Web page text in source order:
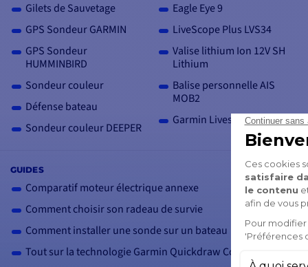
Gilets de Sauvetage
GPS Sondeur GARMIN
GPS Sondeur
HUMMINBIRD
Sondeur couleur
Défense bateau
Sondeur couleur DEEPER
Eagle Eye 9
LiveScope Plus LVS34
Valise lithium Ion 12V SH
Lithium
Balise personnelle AIS
MOB2
Garmin Livescope 2
GUIDES
Comparatif moteur électrique annexe
Comment choisir son radeau de survie
Comment installer une sonde sur un bateau
Tout sur la technologie Garmin Quickdraw Contour